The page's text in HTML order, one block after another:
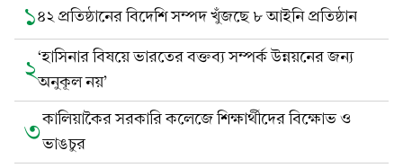
১৪২ প্রতিষ্ঠানের বিদেশি সম্পদ খুঁজছে ৮ আইনি প্রতিষ্ঠান
২‘হাসিনার বিষয়ে ভারতের বক্তব্য সম্পর্ক উন্নয়নের জন্য
অনুকূল নয়’
৩কালিয়াকৈর সরকারি কলেজে শিক্ষার্থীদের বিক্ষোভ ও
ভাঙচুর